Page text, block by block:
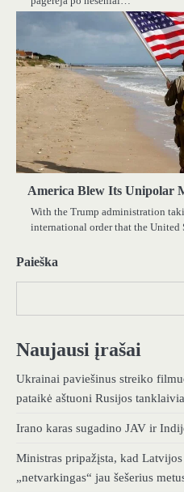
America Blew Its Unipolar
With the Trump administration
international order that the United
Paieška
Naujausi įrašai
Ukrainai paviešinus streiko
pataikė aštuoni Rusijos
Irano karas sugadino JAV ir
Ministras pripažįsta, kad
„netvarkingas“ jau šešerius